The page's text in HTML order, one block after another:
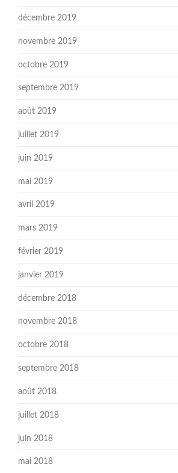
décembre 2019
novembre 2019
octobre 2019
septembre 2019
août 2019
juillet 2019
juin 2019
mai 2019
avril 2019
mars 2019
février 2019
janvier 2019
décembre 2018
novembre 2018
octobre 2018
septembre 2018
août 2018
juillet 2018
juin 2018
mai 2018